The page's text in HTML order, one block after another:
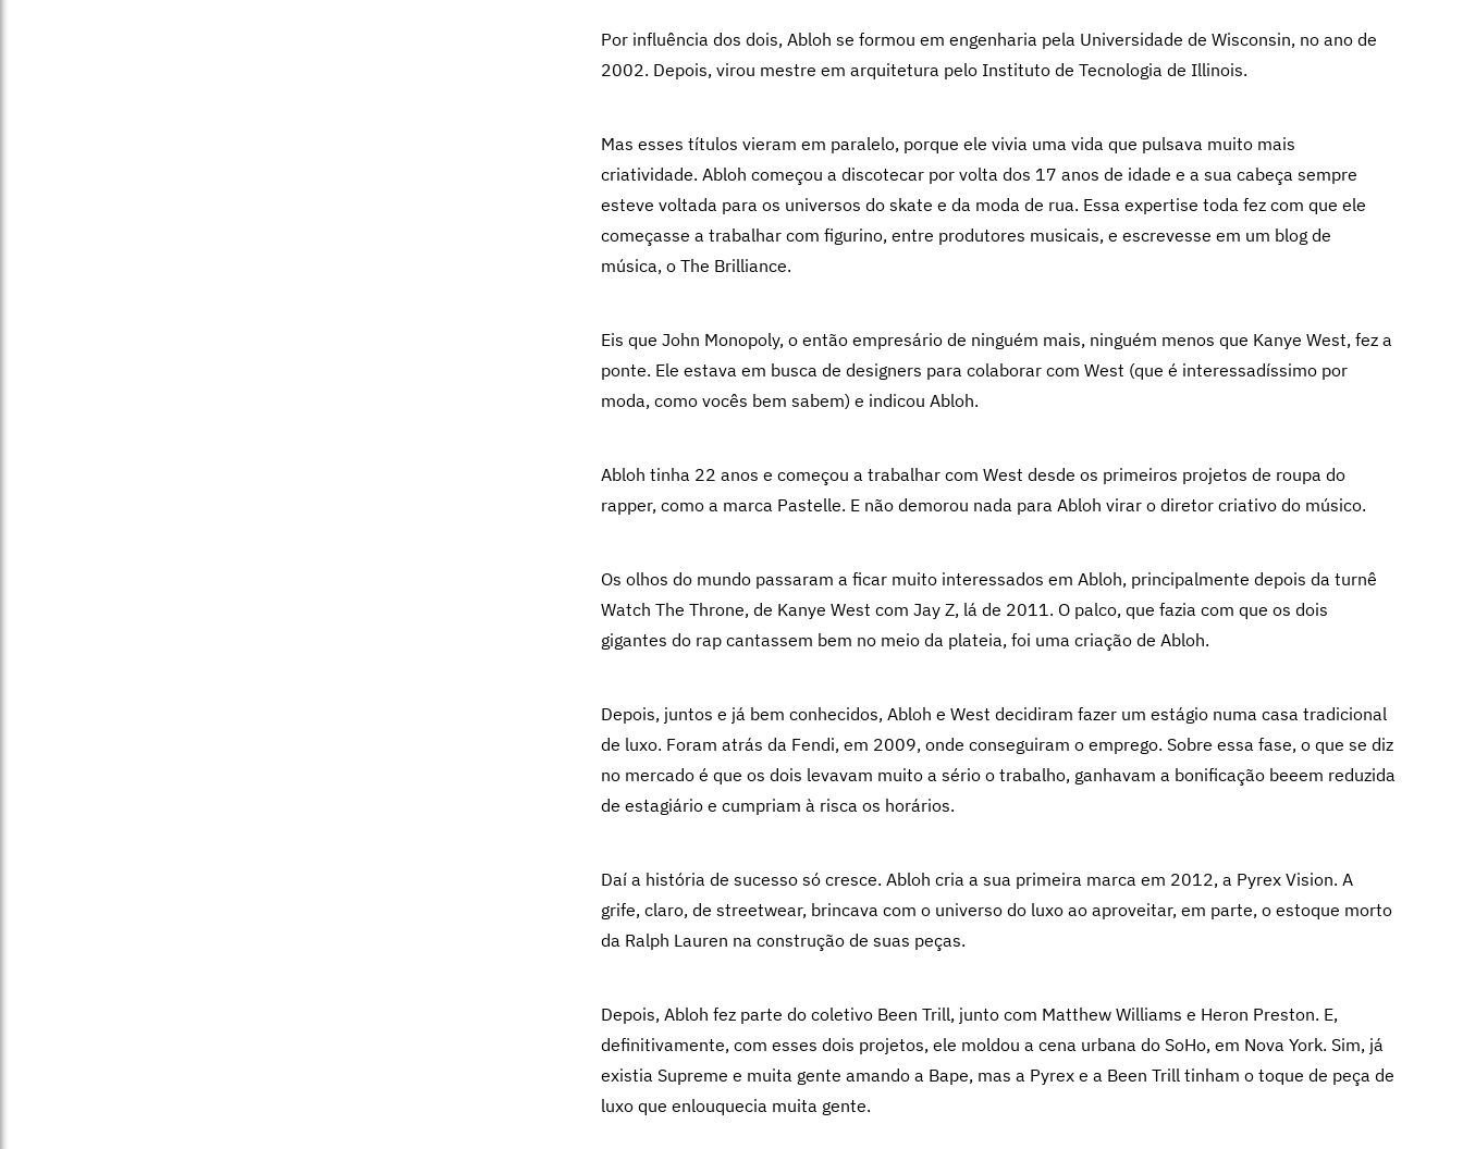
Por influência dos dois, Abloh se formou em engenharia pela Universidade de Wisconsin, no ano de
2002. Depois, virou mestre em arquitetura pelo Instituto de Tecnologia de Illinois.
Mas esses títulos vieram em paralelo, porque ele vivia uma vida que pulsava muito mais
criatividade. Abloh começou a discotecar por volta dos 17 anos de idade e a sua cabeça sempre
esteve voltada para os universos do skate e da moda de rua. Essa expertise toda fez com que ele
começasse a trabalhar com figurino, entre produtores musicais, e escrevesse em um blog de
música, o The Brilliance.
Eis que John Monopoly, o então empresário de ninguém mais, ninguém menos que Kanye West, fez a
ponte. Ele estava em busca de designers para colaborar com West (que é interessadíssimo por
moda, como vocês bem sabem) e indicou Abloh.
Abloh tinha 22 anos e começou a trabalhar com West desde os primeiros projetos de roupa do
rapper, como a marca Pastelle. E não demorou nada para Abloh virar o diretor criativo do músico.
Os olhos do mundo passaram a ficar muito interessados em Abloh, principalmente depois da turnê
Watch The Throne, de Kanye West com Jay Z, lá de 2011. O palco, que fazia com que os dois
gigantes do rap cantassem bem no meio da plateia, foi uma criação de Abloh.
Depois, juntos e já bem conhecidos, Abloh e West decidiram fazer um estágio numa casa tradicional
de luxo. Foram atrás da Fendi, em 2009, onde conseguiram o emprego. Sobre essa fase, o que se diz
no mercado é que os dois levavam muito a sério o trabalho, ganhavam a bonificação beeem reduzida
de estagiário e cumpriam à risca os horários.
Daí a história de sucesso só cresce. Abloh cria a sua primeira marca em 2012, a Pyrex Vision. A
grife, claro, de streetwear, brincava com o universo do luxo ao aproveitar, em parte, o estoque morto
da Ralph Lauren na construção de suas peças.
Depois, Abloh fez parte do coletivo Been Trill, junto com Matthew Williams e Heron Preston. E,
definitivamente, com esses dois projetos, ele moldou a cena urbana do SoHo, em Nova York. Sim, já
existia Supreme e muita gente amando a Bape, mas a Pyrex e a Been Trill tinham o toque de peça de
luxo que enlouquecia muita gente.